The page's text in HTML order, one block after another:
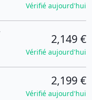
Vérifié aujourd'hui
2,149 €
Vérifié aujourd'hui
2,199 €
Vérifié aujourd'hui